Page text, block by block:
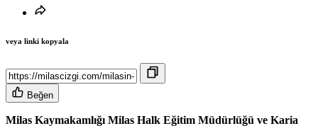
veya linki kopyala
Beğen
Milas Kaymakamlığı Milas Halk Eğitim Müdürlüğü ve Karia